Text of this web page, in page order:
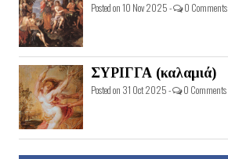
Posted on 10 Nov 2025 - 0 Comments
ΣΥΡΙΓΓΑ (καλαμιά)
Posted on 31 Oct 2025 - 0 Comments